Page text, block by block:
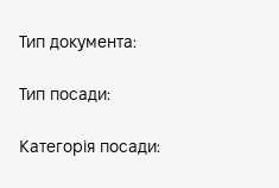
Тип документа:
Тип посади:
Категорія посади: